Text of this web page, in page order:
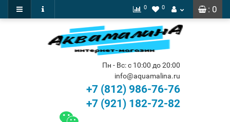
: 0
0 0
Пн - Вс: с 10:00 до 20:00
info@aquamalina.ru
+7 (812) 986-76-76
+7 (921) 182-72-82